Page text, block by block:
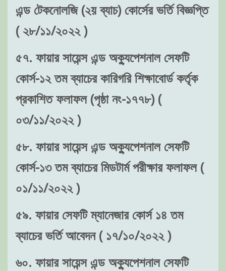
এন্ড টেকনোলজি (২য় ব্যাচ) কোর্সের ভর্তি বিজ্ঞপ্তি
( ২৮/১১/২০২২ )
৫৭. ফায়ার সায়েন্স এন্ড অক্যুপেশনাল সেফটি
কোর্স-১২ তম ব্যাচের কারিগরি শিক্ষাবোর্ড কর্তৃক
প্রকাশিত ফলাফল (পৃষ্ঠা নং-১৭৭৮) (
০৩/১১/২০২২ )
৫৮. ফায়ার সায়েন্স এন্ড অক্যুপেশনাল সেফটি
কোর্স-১৩ তম ব্যাচের মিডটার্ম পরীক্ষার ফলাফল (
০১/১১/২০২২ )
৫৯. ফায়ার সেফটি ম্যানেজার কোর্স ১৪ তম
ব্যাচের ভর্তি আবেদন ( ১৭/১০/২০২২ )
৬০. ফায়ার সায়েন্স এন্ড অক্যুপেশনাল সেফটি